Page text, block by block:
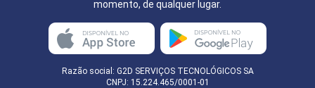
momento, de qualquer lugar.
Razão social: G2D SERVIÇOS TECNOLÓGICOS SA
CNPJ: 15.224.465/0001-01